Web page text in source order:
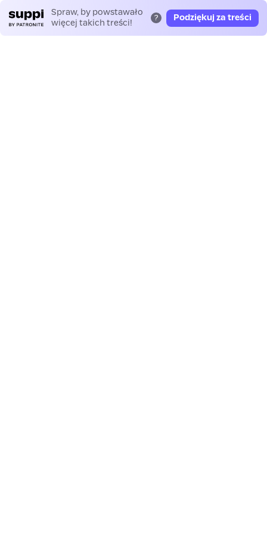
Spraw, by powstawało
więcej takich treści!
? Podziękuj za treści